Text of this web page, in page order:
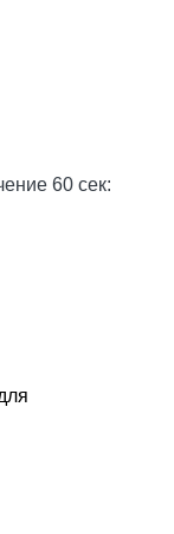
60 сек: